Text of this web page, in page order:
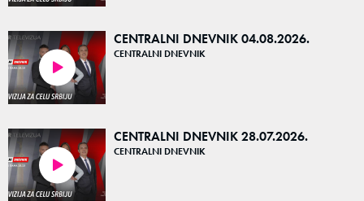
CENTRALNI DNEVNIK 04.08.2026.
CENTRALNI DNEVNIK
CENTRALNI DNEVNIK 28.07.2026.
CENTRALNI DNEVNIK